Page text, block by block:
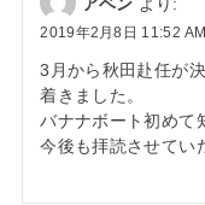
2019年2月8日 11:52 AM
3月から秋田赴任が
着きました。
バナナボート初めて
今後も拝読させてい